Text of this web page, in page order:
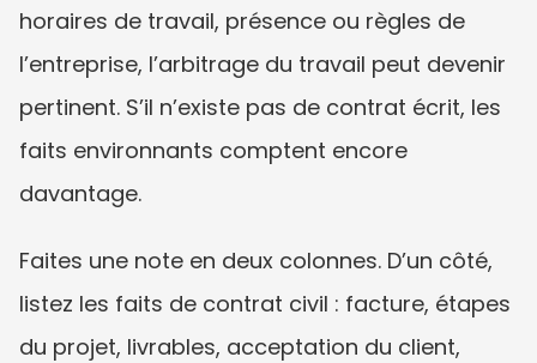
horaires de travail, présence ou règles de
l’entreprise, l’arbitrage du travail peut devenir
pertinent. S’il n’existe pas de contrat écrit, les
faits environnants comptent encore
davantage.
Faites une note en deux colonnes. D’un côté,
listez les faits de contrat civil : facture, étapes
du projet, livrables, acceptation du client,